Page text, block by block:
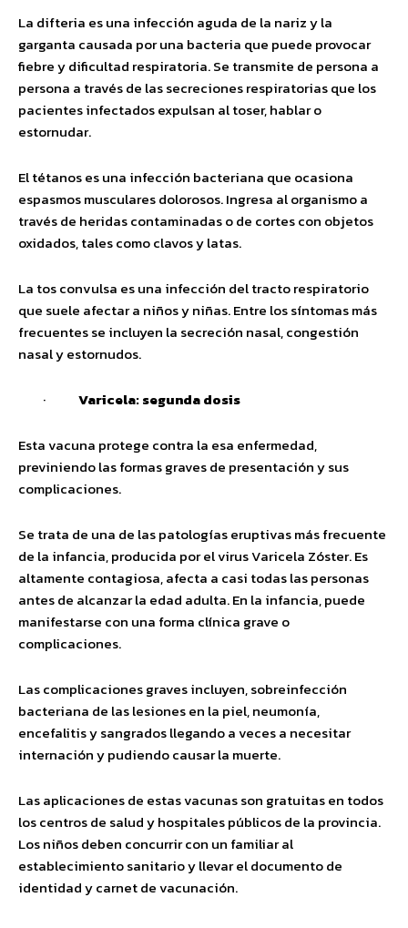
La difteria es una infección aguda de la nariz y la
garganta causada por una bacteria que puede provocar
fiebre y dificultad respiratoria. Se transmite de persona a
persona a través de las secreciones respiratorias que los
pacientes infectados expulsan al toser, hablar o
estornudar.
El tétanos es una infección bacteriana que ocasiona
espasmos musculares dolorosos. Ingresa al organismo a
través de heridas contaminadas o de cortes con objetos
oxidados, tales como clavos y latas.
La tos convulsa es una infección del tracto respiratorio
que suele afectar a niños y niñas. Entre los síntomas más
frecuentes se incluyen la secreción nasal, congestión
nasal y estornudos.
· Varicela: segunda dosis
Esta vacuna protege contra la esa enfermedad,
previniendo las formas graves de presentación y sus
complicaciones.
Se trata de una de las patologías eruptivas más frecuente
de la infancia, producida por el virus Varicela Zóster. Es
altamente contagiosa, afecta a casi todas las personas
antes de alcanzar la edad adulta. En la infancia, puede
manifestarse con una forma clínica grave o
complicaciones.
Las complicaciones graves incluyen, sobreinfección
bacteriana de las lesiones en la piel, neumonía,
encefalitis y sangrados llegando a veces a necesitar
internación y pudiendo causar la muerte.
Las aplicaciones de estas vacunas son gratuitas en todos
los centros de salud y hospitales públicos de la provincia.
Los niños deben concurrir con un familiar al
establecimiento sanitario y llevar el documento de
identidad y carnet de vacunación.